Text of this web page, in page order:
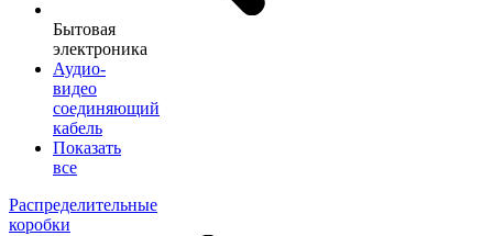
Бытовая
электроника
Аудио-
видео
соединяющий
кабель
Показать
все
Распределительные
коробки